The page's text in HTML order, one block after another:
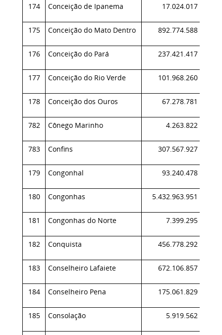
174 Conceição de Ipanema 17.024.017
175 Conceição do Mato Dentro 892.774.588
176 Conceição do Pará 237.421.417
177 Conceição do Rio Verde 101.968.260
178 Conceição dos Ouros 67.278.781
782 Cônego Marinho 4.263.822
783 Confins 307.567.927
179 Congonhal 93.240.478
180 Congonhas 5.432.963.951
181 Congonhas do Norte 7.399.295
182 Conquista 456.778.292
183 Conselheiro Lafaiete 672.106.857
184 Conselheiro Pena 175.061.829
185 Consolação 5.919.562